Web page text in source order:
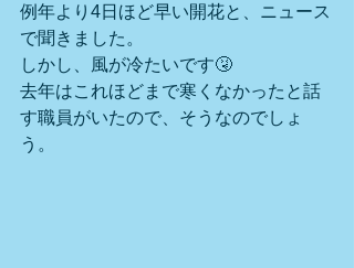
例年より4日ほど早い開花と、ニュース
で聞きました。
しかし、風が冷たいです🤧
去年はこれほどまで寒くなかったと話
す職員がいたので、そうなのでしょ
う。